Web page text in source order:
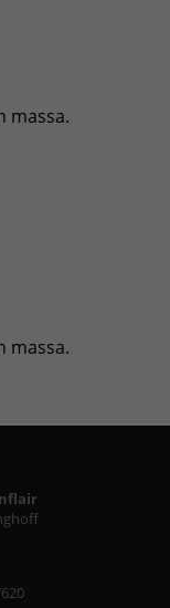
massa.
massa.